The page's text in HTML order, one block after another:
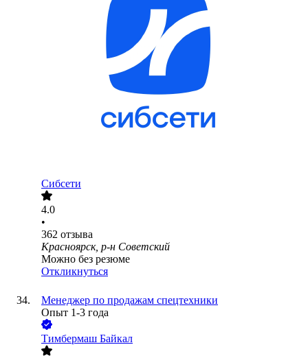
Сибсети
4.0
•
362 отзыва
Красноярск, р-н Советский
Можно без резюме
Откликнуться
Менеджер по продажам спецтехники
Опыт 1-3 года
Тимбермаш Байкал